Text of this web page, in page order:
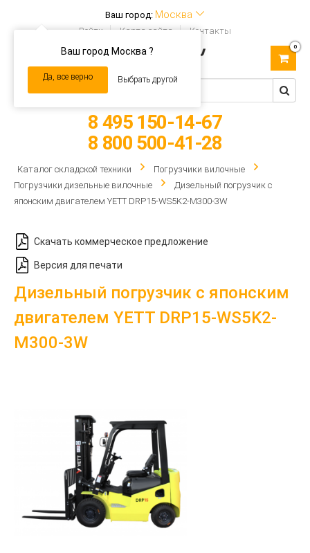
Ваш город: Москва
Ваш город Москва ?
Да, все верно Выбрать другой
Войти Карта сайта Контакты
navigation
0
8 495 150-14-67
8 800 500-41-28
Каталог складской техники
Погрузчики вилочные
Погрузчики дизельные вилочные
Дизельный погрузчик с
японским двигателем YETT DRP15-WS5K2-M300-3W
Скачать коммерческое предложение
Версия для печати
Дизельный погрузчик с японским
двигателем YETT DRP15-WS5K2-
M300-3W